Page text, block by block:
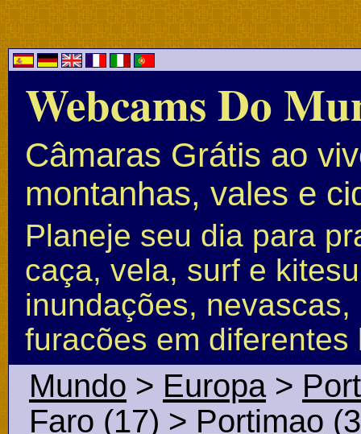
Webcams Do
Câmaras Grátis ao
montanhas, vales e
Planeje seu dia para
caça, vela, surf e
inundações,
furacões em
Mundo > Europa>
Faro (17) > Portimao